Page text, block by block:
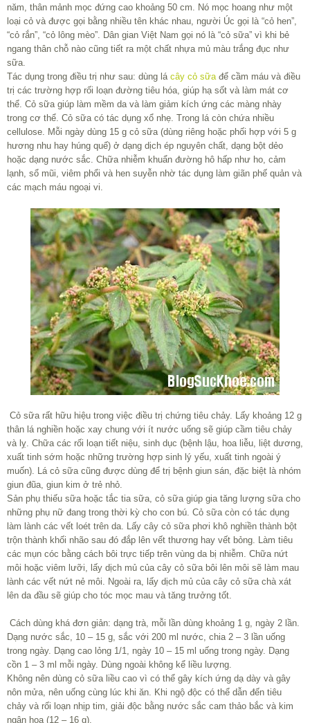
năm, thân mảnh mọc đứng cao khoảng 50 cm. Nó mọc hoang như một
loại cỏ và được gọi bằng nhiều tên khác nhau, người Úc gọi là “cỏ hen”,
“cỏ rắn”, “cỏ lông mèo”. Dân gian Việt Nam gọi nó là “cỏ sữa” vì khi bẻ
ngang thân chỗ nào cũng tiết ra một chất nhựa mủ màu trắng đục như
sữa.
Tác dụng trong điều trị như sau: dùng lá cây cỏ sữađể cầm máu và điều
trị các trường hợp rối loạn đường tiêu hóa, giúp hạ sốt và làm mát cơ
thể. Cỏ sữa giúp làm mềm da và làm giảm kích ứng các màng nhày
trong cơ thể. Cỏ sữa có tác dụng xổ nhẹ. Trong lá còn chứa nhiều
cellulose. Mỗi ngày dùng 15 g cỏ sữa (dùng riêng hoặc phối hợp với 5 g
hương nhu hay húng quế) ở dạng dịch ép nguyên chất, dạng bột dẻo
hoặc dạng nước sắc. Chữa nhiễm khuẩn đường hô hấp như ho, cảm
lạnh, sổ mũi, viêm phổi và hen suyễn nhờ tác dụng làm giãn phế quản và
các mạch máu ngoại vi.
Cỏ sữa rất hữu hiệu trong việc điều trị chứng tiêu chảy. Lấy khoảng 12 g
thân lá nghiền hoặc xay chung với ít nước uống sẽ giúp cầm tiêu chảy
và lỵ. Chữa các rối loạn tiết niệu, sinh dục (bệnh lậu, hoa liễu, liệt dương,
xuất tinh sớm hoặc những trường hợp sinh lý yếu, xuất tinh ngoài ý
muốn). Lá cỏ sữa cũng được dùng để trị bệnh giun sán, đặc biệt là nhóm
giun đũa, giun kim ở trẻ nhỏ.
Sản phụ thiếu sữa hoặc tắc tia sữa, cỏ sữa giúp gia tăng lượng sữa cho
những phụ nữ đang trong thời kỳ cho con bú. Cỏ sữa còn có tác dụng
làm lành các vết loét trên da. Lấy cây cỏ sữa phơi khô nghiền thành bột
trộn thành khối nhão sau đó đắp lên vết thương hay vết bỏng. Làm tiêu
các mụn cóc bằng cách bôi trực tiếp trên vùng da bị nhiễm. Chữa nứt
môi hoặc viêm lưỡi, lấy dịch mủ của cây cỏ sữa bôi lên môi sẽ làm mau
lành các vết nứt nẻ môi. Ngoài ra, lấy dịch mủ của cây cỏ sữa chà xát
lên da đầu sẽ giúp cho tóc mọc mau và tăng trưởng tốt.
Cách dùng khá đơn giản: dạng trà, mỗi lần dùng khoảng 1 g, ngày 2 lần.
Dạng nước sắc, 10 – 15 g, sắc với 200 ml nước, chia 2 – 3 lần uống
trong ngày. Dạng cao lỏng 1/1, ngày 10 – 15 ml uống trong ngày. Dạng
cồn 1 – 3 ml mỗi ngày. Dùng ngoài không kể liều lượng.
Không nên dùng cỏ sữa liều cao vì có thể gây kích ứng dạ dày và gây
nôn mửa, nên uống cùng lúc khi ăn. Khi ngộ độc có thể dẫn đến tiêu
chảy và rối loạn nhịp tim, giải độc bằng nước sắc cam thảo bắc và kim
ngân hoa (12 – 16 g).